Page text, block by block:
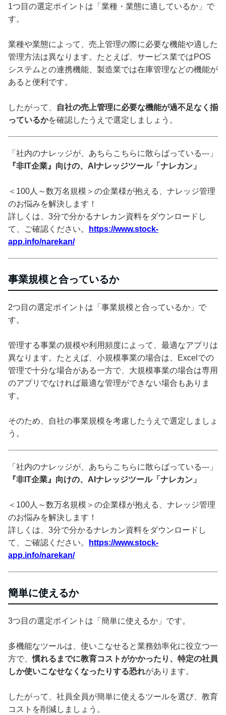
1つ目の選定ポイントは「業種・業態に適しているか」で
す。
業種や業態によって、売上管理の際に必要な機能や適した
管理方法は異なります。たとえば、サービス業ではPOS
システムとの連携機能、製造業では在庫管理などの機能が
あると便利です。
したがって、
自社の売上管理に必要な機能が過不足なく揃
っているかを確認したうえで選定しましょう。
「社内のナレッジが、あちらこちらに散らばっている---」
『非IT企業』向けの、AIナレッジツール「ナレカン」
＜100人～数万名規模＞の企業様が抱える、ナレッジ管理
のお悩みを解決します！
詳しくは、3分で分かるナレカン資料をダウンロードし
て、ご確認ください。
https://www.stock-
app.info/narekan/
事業規模と合っているか
2つ目の選定ポイントは「事業規模と合っているか」で
す。
管理する事業の規模や利用頻度によって、最適なアプリは
異なります。たとえば、小規模事業の場合は、Excelでの
管理で十分な場合がある一方で、大規模事業の場合は専用
のアプリでなければ最適な管理ができない場合もありま
す。
そのため、自社の事業規模を考慮したうえで選定しましょ
う。
「社内のナレッジが、あちらこちらに散らばっている---」
『非IT企業』向けの、AIナレッジツール「ナレカン」
＜100人～数万名規模＞の企業様が抱える、ナレッジ管理
のお悩みを解決します！
詳しくは、3分で分かるナレカン資料をダウンロードし
て、ご確認ください。
https://www.stock-
app.info/narekan/
簡単に使えるか
3つ目の選定ポイントは「簡単に使えるか」です。
多機能なツールは、使いこなせると業務効率化に役立つ一
方で、慣れるまでに教育コストがかかったり、特定の社員
しか使いこなせなくなったりする恐れがあります。
したがって、社員全員が簡単に使えるツールを選び、教育
コストを削減しましょう。